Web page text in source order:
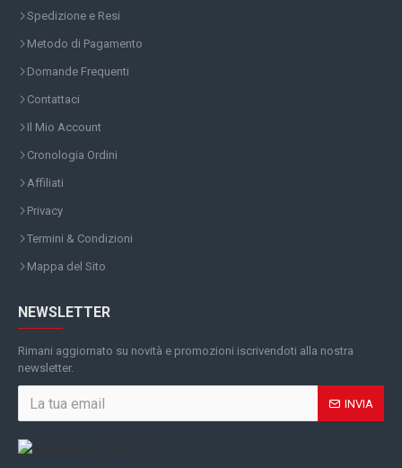
Spedizione e Resi
Metodo di Pagamento
Domande Frequenti
Contattaci
Il Mio Account
Cronologia Ordini
Affiliati
Privacy
Termini & Condizioni
Mappa del Sito
NEWSLETTER
Rimani aggiornato su novità e promozioni iscrivendoti alla nostra
newsletter.
INVIA